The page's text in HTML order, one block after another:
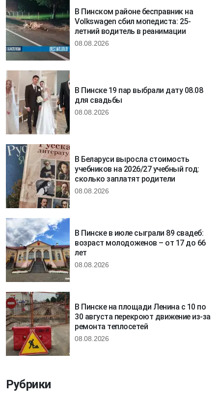
В Пинском районе бесправник на
Volkswagen сбил мопедиста: 25-
летний водитель в реанимации
08.08.2026
В Пинске 19 пар выбрали дату 08.08
для свадьбы
08.08.2026
В Беларуси выросла стоимость
учебников на 2026/27 учебный год:
сколько заплатят родители
08.08.2026
В Пинске в июле сыграли 89 свадеб:
возраст молодоженов – от 17 до 66
лет
08.08.2026
В Пинске на площади Ленина с 10 по
30 августа перекроют движение из-за
ремонта теплосетей
08.08.2026
Рубрики